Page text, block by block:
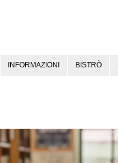
INFORMAZIONI BISTRÒ